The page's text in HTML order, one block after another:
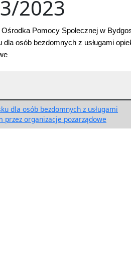
2023
Pomocy Społecznej w
osób bezdomnych z usługami
dla osób bezdomnych z usługami
organizacje pozarządowe